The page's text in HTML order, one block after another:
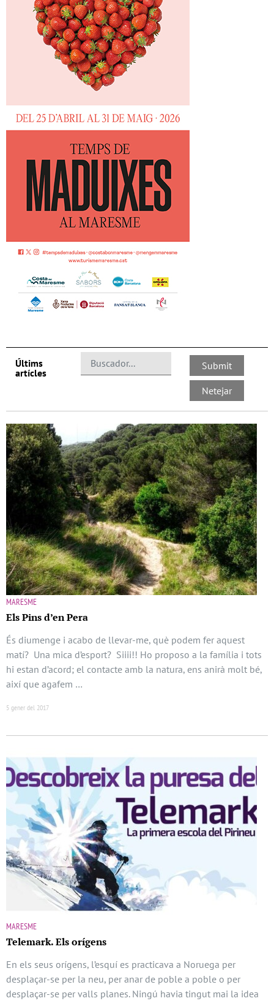
Últims
artícles
MARESME
Els Pins d’en Pera
És diumenge i acabo de llevar-me, què podem fer aquest
matí? Una mica d’esport? Siiii!! Ho proposo a la família i tots
hi estan d’acord; el contacte amb la natura, ens anirà molt bé,
així que agafem …
5 gener del 2017
MARESME
Telemark. Els orígens
En els seus orígens, l’esquí es practicava a Noruega per
desplaçar-se per la neu, per anar de poble a poble o per
desplaçar-se per valls planes. Ningú havia tingut mai la idea